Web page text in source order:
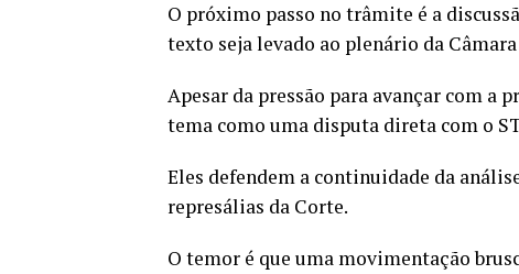
O próximo passo no trâmite é a
texto seja levado ao plenário da
Apesar da pressão para avançar com a
tema como uma disputa direta com o
Eles defendem a continuidade da
represálias da Corte.
O temor é que uma movimentação